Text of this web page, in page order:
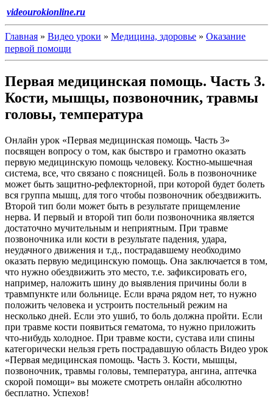
videourokionline.ru
Главная » Видео уроки » Медицина, здоровье » Оказание
первой помощи
Первая медицинская помощь. Часть 3.
Кости, мышцы, позвоночник, травмы
головы, температура
Онлайн урок «Первая медицинская помощь. Часть 3»
посвящен вопросу о том, как быствро и грамотно оказать
первую медицинскую помощь человеку. Костно-мышечная
система, все, что связано с поясницей. Боль в позвоночнике
может быть защитно-рефлекторной, при которой будет болеть
вся группа мышц, для того чтобы позвоночник обездвижить.
Второй тип боли может быть в результате прищемление
нерва. И первый и второй тип боли позвоночника является
достаточно мучительным и неприятным. При травме
позвоночника или кости в результате падения, удара,
неудачного движения и т.д., пострадавшему необходимо
оказать первую медицинскую помощь. Она заключается в том,
что нужно обездвижить это место, т.е. зафиксировать его,
например, наложить шину до выявления причины боли в
травмпункте или больнице. Если врача рядом нет, то нужно
положить человека и устроить постельный режим на
несколько дней. Если это ушиб, то боль должна пройти. Если
при травме кости появиться гематома, то нужно приложить
что-нибудь холодное. При травме кости, сустава или спины
категорически нельзя греть пострадавшую область Видео урок
«Первая медицинская помощь. Часть 3. Кости, мышцы,
позвоночник, травмы головы, температура, ангина, аптечка
скорой помощи» вы можете смотреть онлайн абсолютно
бесплатно. Успехов!